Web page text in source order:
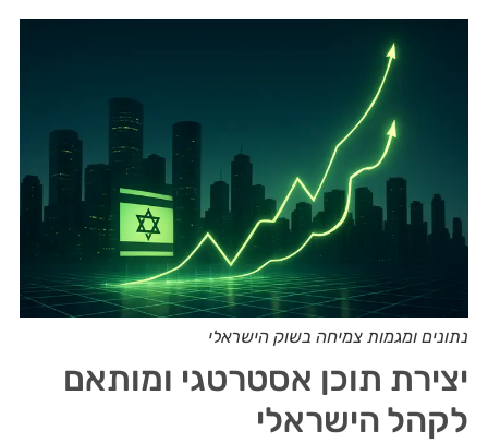
נתונים ומגמות צמיחה בשוק הישראלי
יצירת תוכן אסטרטגי ומותאם
לקהל הישראלי